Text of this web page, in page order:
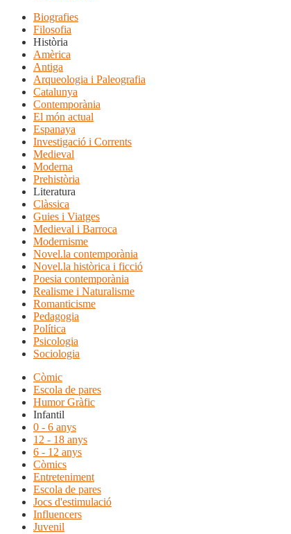
Biografies
Filosofia
Història
Amèrica
Antiga
Arqueologia i Paleografia
Catalunya
Contemporània
El món actual
Espanaya
Investigació i Corrents
Medieval
Moderna
Prehistòria
Literatura
Clàssica
Guies i Viatges
Medieval i Barroca
Modernisme
Novel.la contemporània
Novel.la històrica i ficció
Poesia contemporània
Realisme i Naturalisme
Romanticisme
Pedagogia
Política
Psicologia
Sociologia
Còmic
Escola de pares
Humor Gràfic
Infantil
0 - 6 anys
12 - 18 anys
6 - 12 anys
Còmics
Entreteniment
Escola de pares
Jocs d'estimulació
Influencers
Juvenil